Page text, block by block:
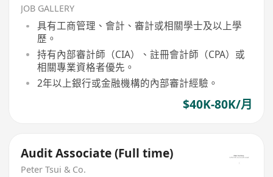
JOB GALLERY
具有工商管理、會計、審計或相關學士及以上學
歷。
持有內部審計師（CIA）、註冊會計師（CPA）或
相關專業資格者優先。
2年以上銀行或金融機構的內部審計經驗。
$40K-80K/月
Audit Associate (Full time)
Peter Tsui & Co.